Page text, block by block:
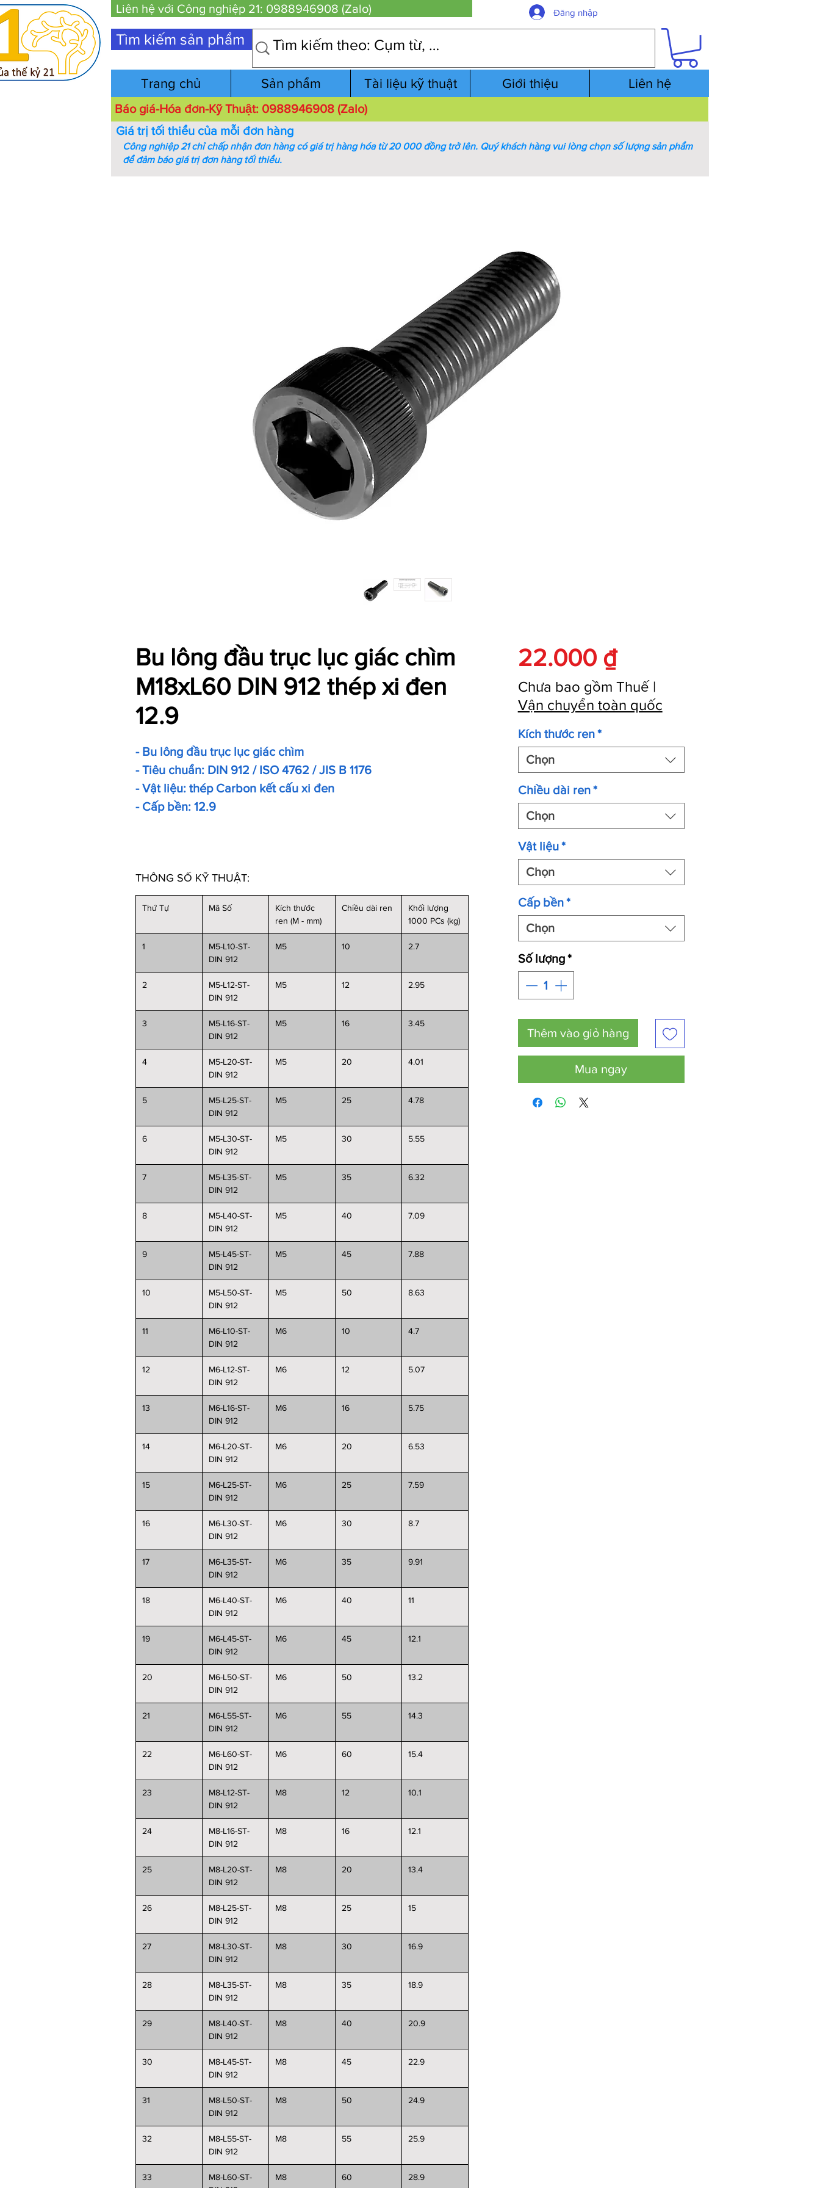
Liên hệ với Công nghiệp 21: 0988946908 (Zalo) Đăng nhập
Tìm kiếm sản phẩm
Trang chủ Sản phẩm Tài liệu kỹ thuật Giới thiệu Liên hệ
Báo giá-Hóa đơn-Kỹ Thuật: 0988946908 (Zalo)
Bu lông đầu trục lục giác chìm
M18xL60 DIN 912 thép xi đen
12.9
- Bu lông đầu trục lục giác chìm
- Tiêu chuẩn: DIN 912 / ISO 4762 / JIS B 1176
- Vật liệu: thép Carbon kết cấu xi đen
- Cấp bền: 12.9
THÔNG SỐ KỸ THUẬT:
Thứ Tự Mã Số
Kích thước
ren (M - mm)
Chiều dài ren
Khối lượng
1000 PCs (kg)
1
M5-L10-ST-
DIN 912
M5 10 2.7
2
M5-L12-ST-
DIN 912
M5 12 2.95
3
M5-L16-ST-
DIN 912
M5 16 3.45
4
M5-L20-ST-
DIN 912
M5 20 4.01
5
M5-L25-ST-
DIN 912
M5 25 4.78
6
M5-L30-ST-
DIN 912
M5 30 5.55
7
M5-L35-ST-
DIN 912
M5 35 6.32
8
M5-L40-ST-
DIN 912
M5 40 7.09
9
M5-L45-ST-
DIN 912
M5 45 7.88
10
M5-L50-ST-
DIN 912
M5 50 8.63
11
M6-L10-ST-
DIN 912
M6 10 4.7
12
M6-L12-ST-
DIN 912
M6 12 5.07
13
M6-L16-ST-
DIN 912
M6 16 5.75
14
M6-L20-ST-
DIN 912
M6 20 6.53
15
M6-L25-ST-
DIN 912
M6 25 7.59
16
M6-L30-ST-
DIN 912
M6 30 8.7
17
M6-L35-ST-
DIN 912
M6 35 9.91
18
M6-L40-ST-
DIN 912
M6 40 11
19
M6-L45-ST-
DIN 912
M6 45 12.1
20
M6-L50-ST-
DIN 912
M6 50 13.2
21
M6-L55-ST-
DIN 912
M6 55 14.3
22
M6-L60-ST-
DIN 912
M6 60 15.4
23
M8-L12-ST-
DIN 912
M8 12 10.1
24
M8-L16-ST-
DIN 912
M8 16 12.1
25
M8-L20-ST-
DIN 912
M8 20 13.4
26
M8-L25-ST-
DIN 912
M8 25 15
27
M8-L30-ST-
DIN 912
M8 30 16.9
28
M8-L35-ST-
DIN 912
M8 35 18.9
29
M8-L40-ST-
DIN 912
M8 40 20.9
30
M8-L45-ST-
DIN 912
M8 45 22.9
31
M8-L50-ST-
DIN 912
M8 50 24.9
32
M8-L55-ST-
DIN 912
M8 55 25.9
33
M8-L60-ST-
M8 60 28.9
22.000 ₫Giá
Chưa bao gồm Thuế|
Vận chuyển toàn quốc
Kích thước ren*
Chọn
Chiều dài ren*
Chọn
Vật liệu*
Chọn
Cấp bền*
Chọn
Số lượng*
Thêm vào giỏ hàng
Mua ngay
Giá trị tối thiểu của mỗi đơn hàng
Công nghiệp 21 chỉ chấp nhận đơn hàng có giá trị hàng hóa từ 20 000 đồng trở lên. Quý khách hàng vui lòng chọn số lượng sản phẩm
để đảm báo giá trị đơn hàng tối thiểu.